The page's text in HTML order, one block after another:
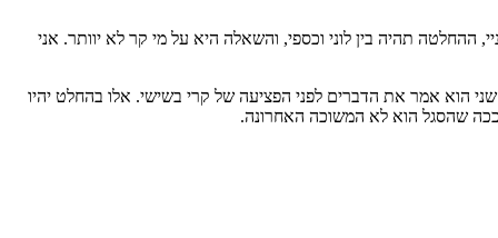
ההחלטה תהיה בין לוני וכספי, והשאלה היא על מי קר לא יוותר. אני
הוא אמר את הדברים לפני הפציעה של קרי בשישי. אלו בהחלט יהיו
ככה שהסגל הוא לא המשוכה האחרונה.